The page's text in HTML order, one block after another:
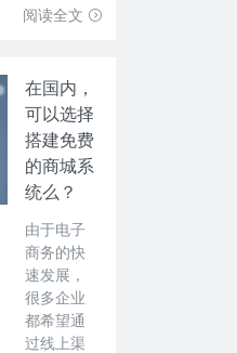
阅读全文
在国内，
可以选择
搭建免费
的商城系
统么？
由于电子
商务的快
速发展，
很多企业
都希望通
过线上渠